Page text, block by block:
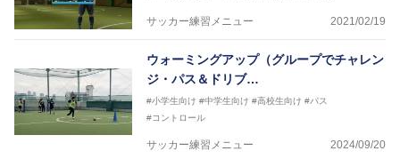
サッカー練習メニュー 2021/02/19
ウォーミングアップ（グループでチャレン
ジ・パス＆ドリブ…
#小学生向け #中学生向け #高校生向け #パス
#コントロール
サッカー練習メニュー 2024/09/20